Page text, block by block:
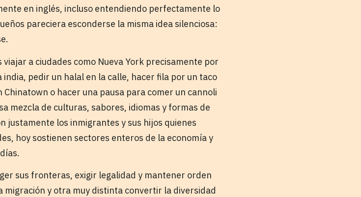
en inglés, incluso entendiendo perfectamente lo
pareciera esconderse la misma idea silenciosa:
a ciudades como Nueva York precisamente por
pedir un halal en la calle, hacer fila por un taco
o hacer una pausa para comer un cannoli
mezcla de culturas, sabores, idiomas y formas de
justamente los inmigrantes y sus hijos quienes
hoy sostienen sectores enteros de la economía y
sus fronteras, exigir legalidad y mantener orden
migración y otra muy distinta convertir la diversidad